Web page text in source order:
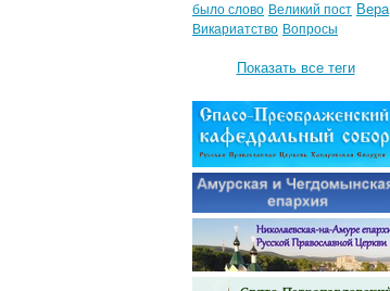
было слово Великий пост Вера
Викариатство Вопросы
Показать все теги